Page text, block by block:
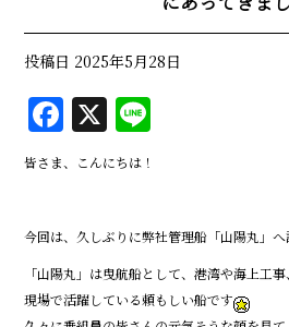
投稿日 2025年5月28日
F
a
c
e
b
o
X
皆さま、こんにちは！
今回は、久しぶりに弊社管理船「山陽丸」
「山陽丸」は曳航船として、港湾や海上工
現場で活躍している頼もしい船です